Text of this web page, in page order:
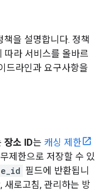
을 설명합니다. 정책
라 서비스를 올바르
드라인과 요구사항을
장소 ID는 캐싱 제한
제한으로 저장할 수 있
필드에 반환됩니
새로고침, 관리하는 방